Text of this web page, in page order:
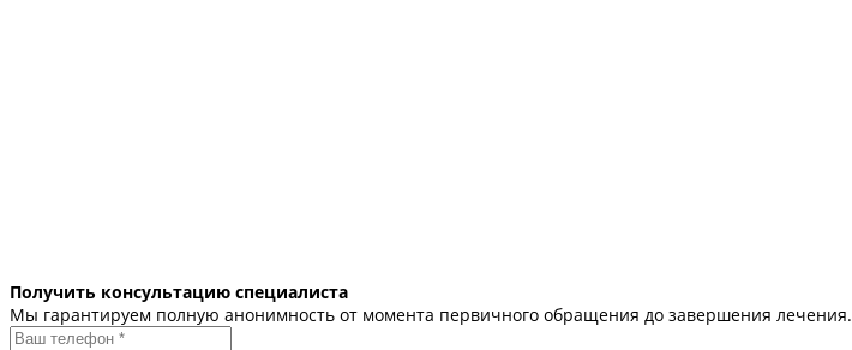
Получить консультацию специалиста
Мы гарантируем полную анонимность от момента первичного обращения до завершения лечения.